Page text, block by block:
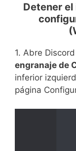
Detener
1. Abre
engranaje de
inferior
página